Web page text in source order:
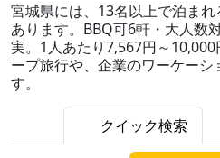
宮城県には、13名以上で泊ま
あります。BBQ可6軒・大人数
実。1人あたり7,567円～
ープ旅行や、企業のワーケー
す。
クイック検索